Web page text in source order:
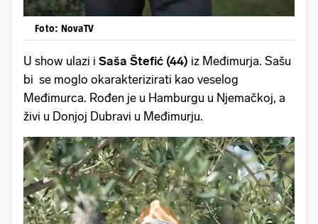
Foto: NovaTV
U show ulazi i Saša Štefić (44) iz Međimurja. Sašu
bi se moglo okarakterizirati kao veselog
Međimurca. Rođen je u Hamburgu u Njemačkoj, a
živi u Donjoj Dubravi u Međimurju.